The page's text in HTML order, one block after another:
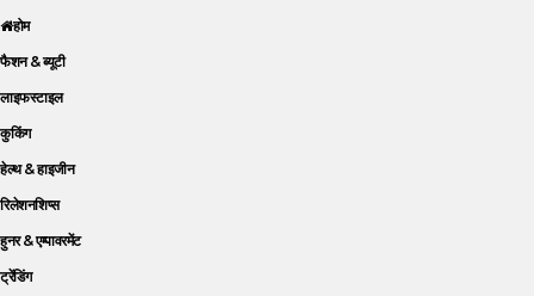
होम
फैशन & ब्यूटी
लाइफस्टाइल
कुकिंग
हेल्थ & हाइजीन
रिलेशनशिप्स
हुनर & एम्पावरमेंट
ट्रेंडिंग